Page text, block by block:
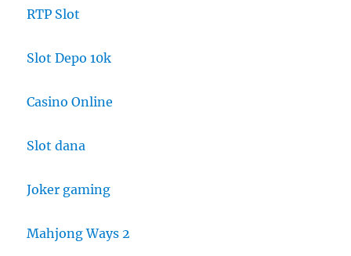
RTP Slot
Slot Depo 10k
Casino Online
Slot dana
Joker gaming
Mahjong Ways 2